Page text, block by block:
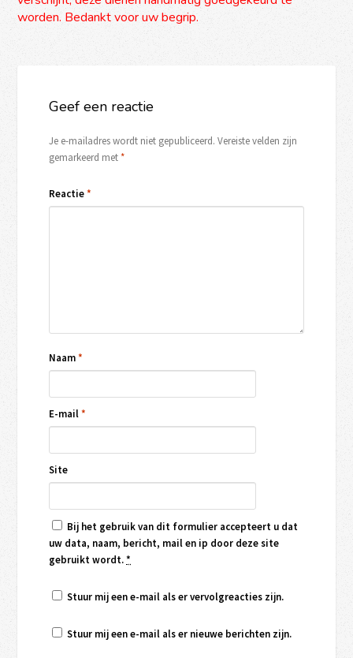
worden. Bedankt voor uw begrip.
Geef een reactie
Je e-mailadres wordt niet gepubliceerd. Vereiste velden zijn
gemarkeerd met*
Reactie*
Naam*
E-mail*
Site
Bij het gebruik van dit formulier accepteert u dat
uw data, naam, bericht, mail en ip door deze site
gebruikt wordt.*
Stuur mij een e-mail als er vervolgreacties zijn.
Stuur mij een e-mail als er nieuwe berichten zijn.